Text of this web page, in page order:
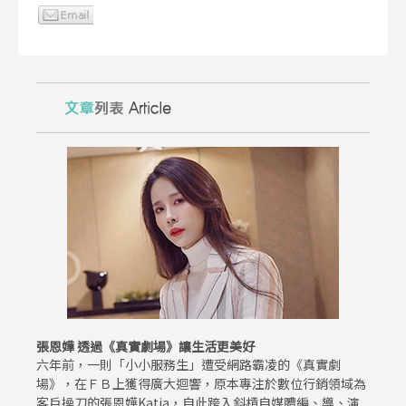
張恩嬅 透過《真實劇場》讓生活更美好
六年前，一則「小小服務生」遭受網路霸凌的《真實劇
場》，在ＦＢ上獲得廣大迴響，原本專注於數位行銷領域為
客戶操刀的張恩嬅Katia，自此跨入斜槓自媒體編、導、演